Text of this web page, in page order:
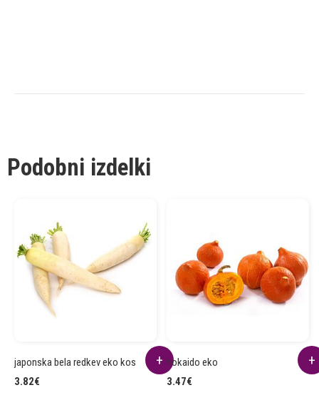
Podobni izdelki
japonska bela redkev eko kos
3.82€
hokaido eko
3.47€